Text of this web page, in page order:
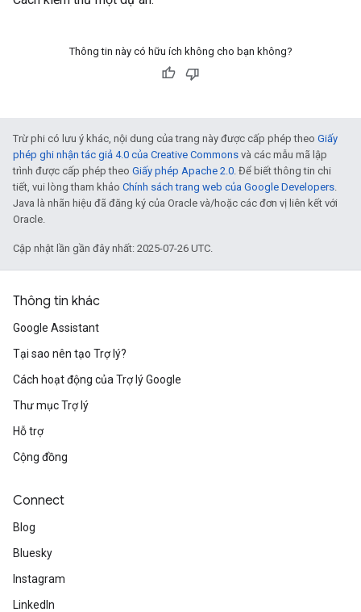
Thông tin này có hữu ích không cho bạn không?
Trừ phi có lưu ý khác, nội dung của trang này được cấp phép theo Giấy
phép ghi nhận tác giả 4.0 của Creative Commons và các mẫu mã lập
trình được cấp phép theo Giấy phép Apache 2.0 . Để biết thông tin chi
tiết, vui lòng tham khảo Chính sách trang web của Google Developers
Java là nhãn hiệu đã đăng ký của Oracle và/hoặc các đơn vị liên kết với
Oracle.
Cập nhật lần gần đây nhất: 2025-07-26 UTC.
Thông tin khác
Google Assistant
Tại sao nên tạo Trợ lý?
Cách hoạt động của Trợ lý Google
Thư mục Trợ lý
Hỗ trợ
Cộng đồng
Connect
Blog
Bluesky
Instagram
LinkedIn